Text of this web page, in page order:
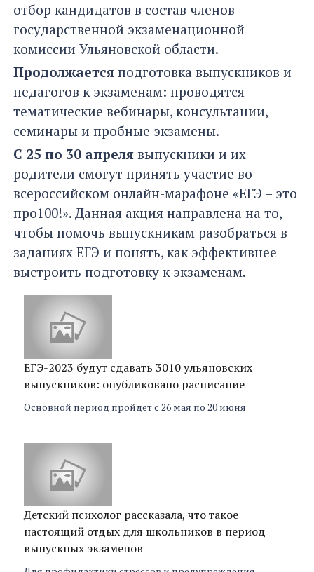
отбор кандидатов в состав членов
государственной экзаменационной
комиссии Ульяновской области.
Продолжается подготовка выпускников и
педагогов к экзаменам: проводятся
тематические вебинары, консультации,
семинары и пробные экзамены.
С 25 по 30 апреля выпускники и их
родители смогут принять участие во
всероссийском онлайн-марафоне «ЕГЭ – это
про100!». Данная акция направлена на то,
чтобы помочь выпускникам разобраться в
заданиях ЕГЭ и понять, как эффективнее
выстроить подготовку к экзаменам.
ЕГЭ-2023 будут сдавать 3010 ульяновских
выпускников: опубликовано расписание
Основной период пройдет с 26 мая по 20 июня
Детский психолог рассказала, что такое
настоящий отдых для школьников в период
выпускных экзаменов